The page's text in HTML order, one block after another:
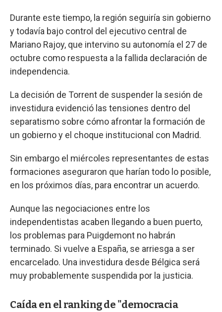
Durante este tiempo, la región seguiría sin gobierno
y todavía bajo control del ejecutivo central de
Mariano Rajoy, que intervino su autonomía el 27 de
octubre como respuesta a la fallida declaración de
independencia.
La decisión de Torrent de suspender la sesión de
investidura evidenció las tensiones dentro del
separatismo sobre cómo afrontar la formación de
un gobierno y el choque institucional con Madrid.
Sin embargo el miércoles representantes de estas
formaciones aseguraron que harían todo lo posible,
en los próximos días, para encontrar un acuerdo.
Aunque las negociaciones entre los
independentistas acaben llegando a buen puerto,
los problemas para Puigdemont no habrán
terminado. Si vuelve a España, se arriesga a ser
encarcelado. Una investidura desde Bélgica será
muy probablemente suspendida por la justicia.
Caída en el ranking de "democracia